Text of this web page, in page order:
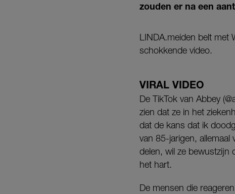
zouden er na een
LINDA.meiden belt met
schokkende video.
VIRAL VIDEO
De TikTok van Abbey
zien dat ze in het
dat de kans dat ik
van 85-jarigen, allemaal
delen, wil ze bewustzijn
het hart.
De mensen die